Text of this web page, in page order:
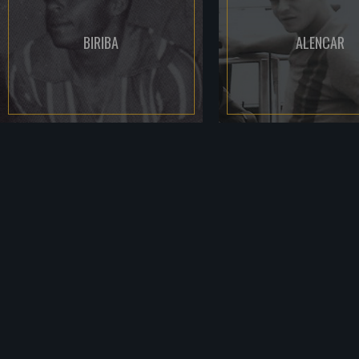
BIRIBA ALENCAR